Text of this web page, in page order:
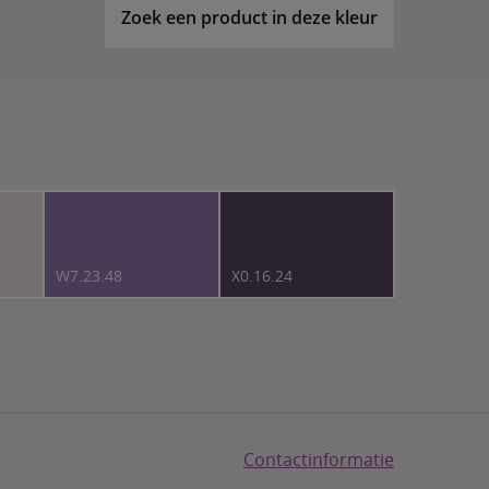
Zoek een product in deze kleur
W7.23.48 X0.16.24
Contactinformatie